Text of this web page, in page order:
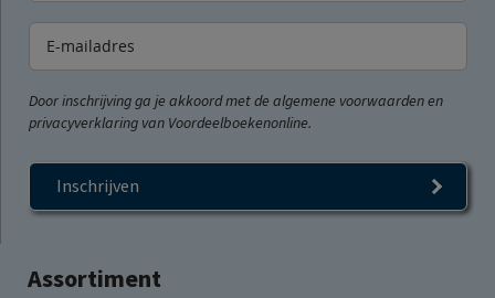
Assortiment
Door inschrijving ga je akkoord met de algemene voorwaarden en
privacyverklaring van Voordeelboekenonline.
Inschrijven